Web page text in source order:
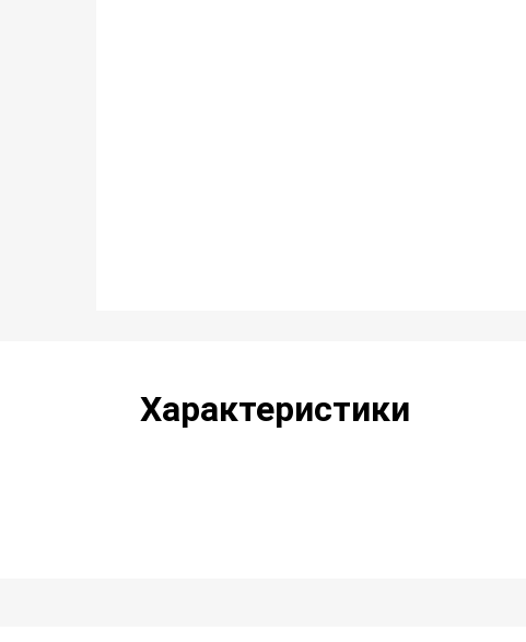
Характеристики